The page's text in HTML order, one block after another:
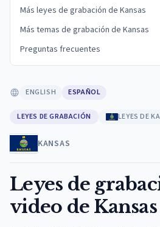
Más leyes de grabación de Kansas
Más temas de grabación de Kansas
Preguntas frecuentes
ENGLISH ESPAÑOL
LEYES DE GRABACIÓN LEYES DE
KANSAS
Leyes de
video de Kansas